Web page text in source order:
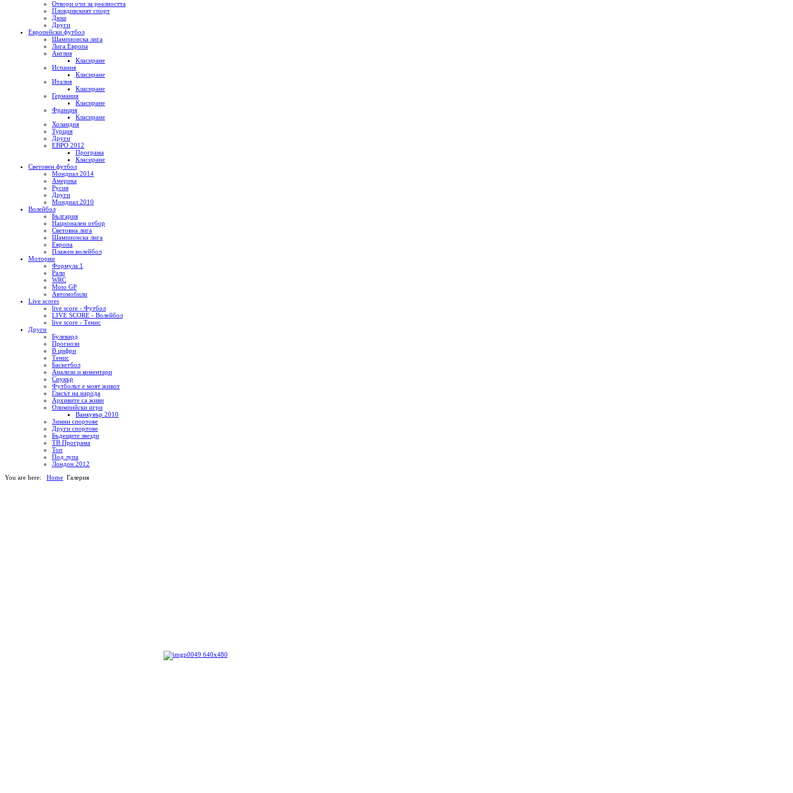
Отвори очи за реалността
Пловдивският спорт
Дюш
Други
Европейски футбол
Шампионска лига
Лига Европа
Англия
Класиране
Испания
Класиране
Италия
Класиране
Германия
Класиране
Франция
Класиране
Холандия
Турция
Други
ЕВРО 2012
Програма
Класиране
Световен футбол
Мондиал 2014
Америка
Русия
Други
Мондиал 2010
Волейбол
България
Национален отбор
Световна лига
Шампионска лига
Европа
Плажен волейбол
Моторни
Формула 1
Рали
WRC
Moto GP
Автомобили
Live scores
live score - Футбол
LIVE SCORE - Волейбол
live score - Тенис
Други
Булевард
Прогнози
В цифри
Тенис
Баскетбол
Анализи и коментари
Снукър
Футболът е моят живот
Гласът на народа
Архивите са живи
Олимпийски игри
Ванкувър 2010
Зимни спортове
Други спортове
Бъдещите звезди
ТВ Програма
Топ
Под лупа
Лондон 2012
You are here: Home Галерия